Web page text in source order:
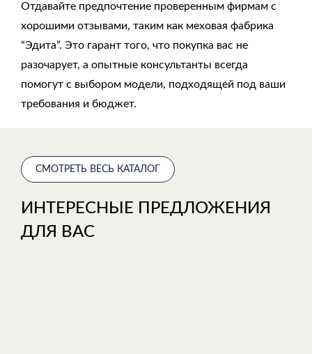
Отдавайте предпочтение проверенным фирмам с
хорошими отзывами, таким как меховая фабрика
“Эдита”. Это гарант того, что покупка вас не
разочарует, а опытные консультанты всегда
помогут с выбором модели, подходящей под ваши
требования и бюджет.
ИНТЕРЕСНЫЕ ПРЕДЛОЖЕНИЯ
ДЛЯ ВАС
СМОТРЕТЬ ВЕСЬ КАТАЛОГ